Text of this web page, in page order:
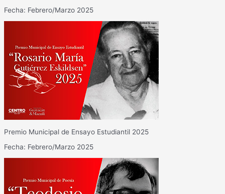
Fecha: Febrero/Marzo 2025
Premio Municipal de Ensayo Estudiantil 2025
Fecha: Febrero/Marzo 2025